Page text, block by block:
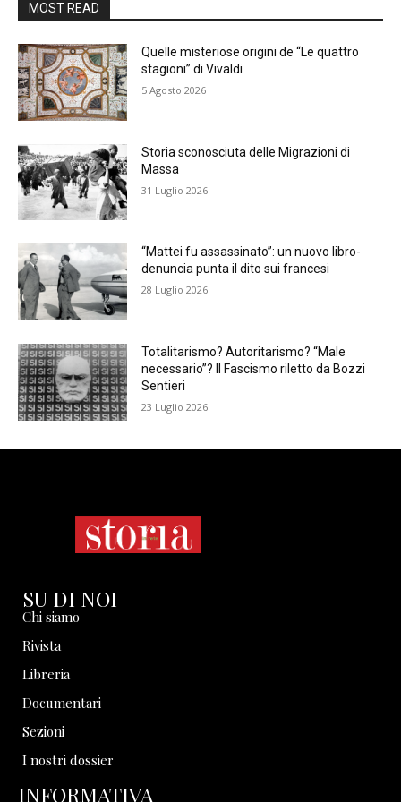
MOST READ
Quelle misteriose origini de “Le quattro
stagioni” di Vivaldi
5 Agosto 2026
Storia sconosciuta delle Migrazioni di
Massa
31 Luglio 2026
“Mattei fu assassinato”: un nuovo libro-
denuncia punta il dito sui francesi
28 Luglio 2026
Totalitarismo? Autoritarismo? “Male
necessario”? Il Fascismo riletto da Bozzi
Sentieri
23 Luglio 2026
SU DI NOI
Chi siamo
Rivista
Libreria
Documentari
Sezioni
I nostri dossier
INFORMATIVA